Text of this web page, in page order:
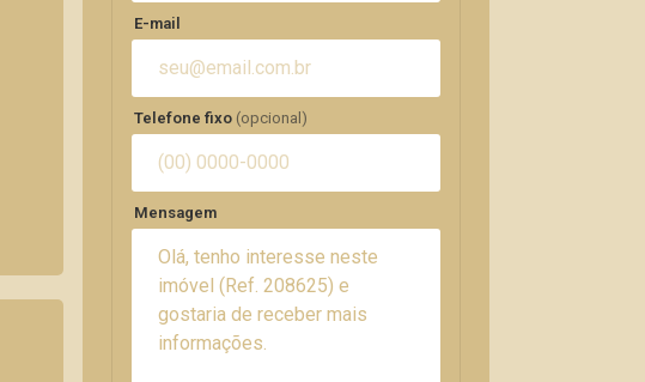
E-mail
Telefone fixo (opcional)
Mensagem